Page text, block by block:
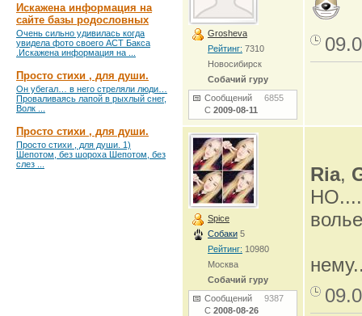
Искажена информация на
сайте базы родословных
Очень сильно удивилась когда
увидела фото своего АСТ Бакса
.Искажена информация на ...
Просто стихи , для души.
Он убегал… в него стреляли люди…
Проваливаясь лапой в рыхлый снег,
Волк ...
Просто стихи , для души.
Просто стихи , для души. 1)
Шепотом, без шороха Шепотом, без
слез ...
Grosheva
Рейтинг: 7310
Новосибирск
Собачий гуру
Сообщений 6855
С 2009-08-11
Spice
Собаки 5
Рейтинг: 10980
Москва
Собачий гуру
Сообщений 9387
С 2008-08-26
Ria,